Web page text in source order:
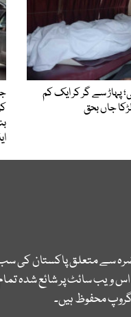
پہاڑ سے گر کر ایک کم
جاں بحق
سے متعلق پاکستان کی
ویب سائٹ پر شائع شدہ
محفوظ ہیں۔